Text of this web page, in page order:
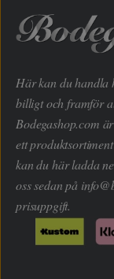
Här kan du handla
billigt och framför
Bodegashop.com
ett
kan du här ladda
oss sedan på
prisuppgift.